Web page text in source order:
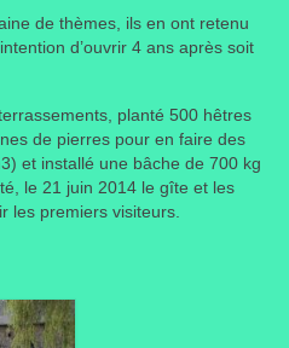
de thèmes, ils en ont retenu
d’ouvrir 4 ans après soit
planté 500 hêtres
de pierres pour en faire des
et installé une bâche de 700 kg
le 21 juin 2014 le gîte et les
les premiers visiteurs.